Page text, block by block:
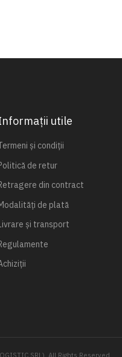
utile
și condiții
de retur
din contract
de plată
și transport
SRL). All Rights Reserved.